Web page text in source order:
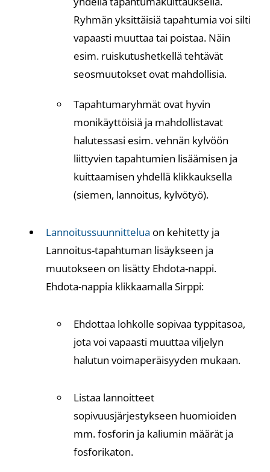
Ryhmän yksittäisiä tapahtumia voi silti
vapaasti muuttaa tai poistaa. Näin
esim. ruiskutushetkellä tehtävät
seosmuutokset ovat mahdollisia.
Tapahtumaryhmät ovat hyvin
monikäyttöisiä ja mahdollistavat
halutessasi esim. vehnän kylvöön
liittyvien tapahtumien lisäämisen ja
kuittaamisen yhdellä klikkauksella
(siemen, lannoitus, kylvötyö).
Lannoitussuunnittelua on kehitetty ja
Lannoitus-tapahtuman lisäykseen ja
muutokseen on lisätty Ehdota-nappi.
Ehdota-nappia klikkaamalla Sirppi:
Ehdottaa lohkolle sopivaa typpitasoa,
jota voi vapaasti muuttaa viljelyn
halutun voimaperäisyyden mukaan.
Listaa lannoitteet
sopivuusjärjestykseen huomioiden
mm. fosforin ja kaliumin määrät ja
fosforikaton.